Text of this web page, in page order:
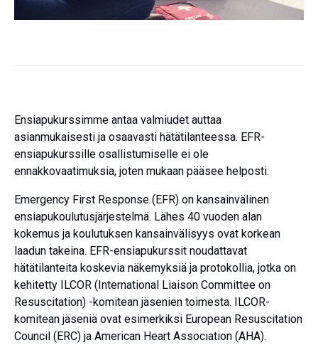
Ensiapukurssimme antaa valmiudet auttaa
asianmukaisesti ja osaavasti hätätilanteessa. EFR-
ensiapukurssille osallistumiselle ei ole
ennakkovaatimuksia, joten mukaan pääsee helposti.
Emergency First Response (EFR) on kansainvälinen
ensiapukoulutusjärjestelmä. Lähes 40 vuoden alan
kokemus ja koulutuksen kansainvälisyys ovat korkean
laadun takeina. EFR-ensiapukurssit noudattavat
hätätilanteita koskevia näkemyksiä ja protokollia, jotka on
kehitetty ILCOR (International Liaison Committee on
Resuscitation) -komitean jäsenien toimesta. ILCOR-
komitean jäseniä ovat esimerkiksi European Resuscitation
Council (ERC) ja American Heart Association (AHA).